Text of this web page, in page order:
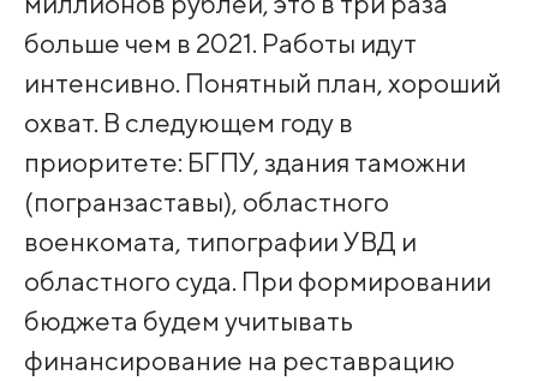
больше чем в 2021. Работы идут
интенсивно. Понятный план, хороший
охват. В следующем году в
приоритете: БГПУ, здания таможни
(погранзаставы), областного
военкомата, типографии УВД и
областного суда. При формировании
бюджета будем учитывать
финансирование на реставрацию